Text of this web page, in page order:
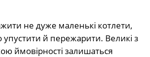
не дуже маленькі котлети,
упустити й пережарити. Великі з
ймовірності залишаться